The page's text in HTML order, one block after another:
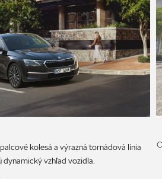
kolesá a výrazná tornádová línia
dynamický vzhľad vozidla.